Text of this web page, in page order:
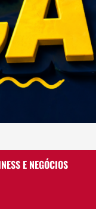
E NEGÓCIOS